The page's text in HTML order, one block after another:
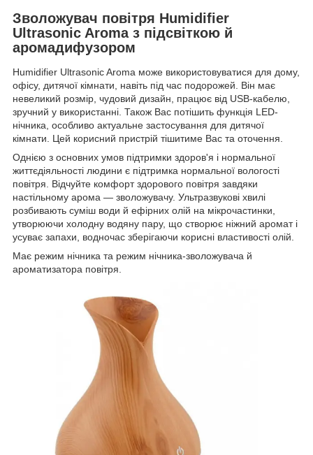
Зволожувач повітря Humidifier
Ultrasonic Aroma з підсвіткою й
аромадифузором
Humidifier Ultrasonic Aroma може використовуватися для дому,
офісу, дитячої кімнати, навіть під час подорожей. Він має
невеликий розмір, чудовий дизайн, працює від USB-кабелю,
зручний у використанні. Також Вас потішить функція LED-
нічника, особливо актуальне застосування для дитячої
кімнати. Цей корисний пристрій тішитиме Вас та оточення.
Однією з основних умов підтримки здоров'я і нормальної
життєдіяльності людини є підтримка нормальної вологості
повітря. Відчуйте комфорт здорового повітря завдяки
настільному арома — зволожувачу. Ультразвукові хвилі
розбивають суміш води й ефірних олій на мікрочастинки,
утворюючи холодну водяну пару, що створює ніжний аромат і
усуває запахи, водночас зберігаючи корисні властивості олій.
Має режим нічника та режим нічника-зволожувача й
ароматизатора повітря.